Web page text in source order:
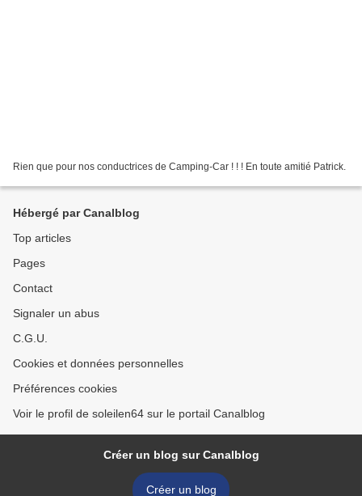
Rien que pour nos conductrices de Camping-Car ! ! ! En toute amitié Patrick.
Hébergé par Canalblog
Top articles
Pages
Contact
Signaler un abus
C.G.U.
Cookies et données personnelles
Préférences cookies
Voir le profil de soleilen64 sur le portail Canalblog
Créer un blog sur Canalblog
Créer un blog